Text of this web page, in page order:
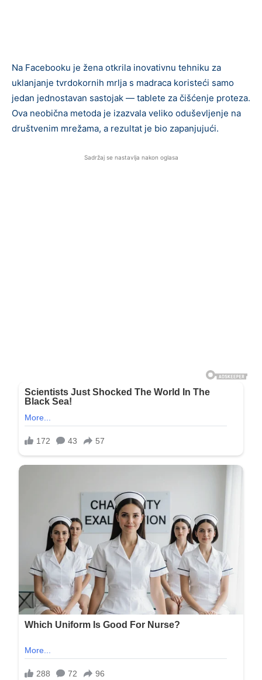
Na Facebooku je žena otkrila inovativnu tehniku za
uklanjanje tvrdokornih mrlja s madraca koristeći samo
jedan jednostavan sastojak — tablete za čišćenje proteza.
Ova neobična metoda je izazvala veliko oduševljenje na
društvenim mrežama, a rezultat je bio zapanjujući.
Sadržaj se nastavlja nakon oglasa